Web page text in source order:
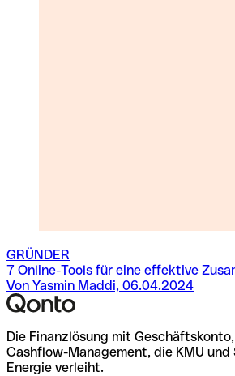
GRÜNDER
7 Online-Tools für eine effektive
Von Yasmin Maddi, 06.04.2024
Die Finanzlösung mit
Cashflow-Management, die KMU
Energie verleiht.